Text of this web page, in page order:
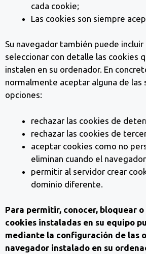
cada cookie;
Las cookies son siempre
Su navegador también puede
seleccionar con detalle las cookies
instalen en su ordenador. En
normalmente aceptar alguna de las
opciones:
rechazar las cookies de
rechazar las cookies de
aceptar cookies como no
eliminan cuando el
permitir al servidor crear
dominio diferente.
Para permitir, conocer, bloquear
cookies instaladas en su equipo
mediante la configuración de las
navegador instalado en su